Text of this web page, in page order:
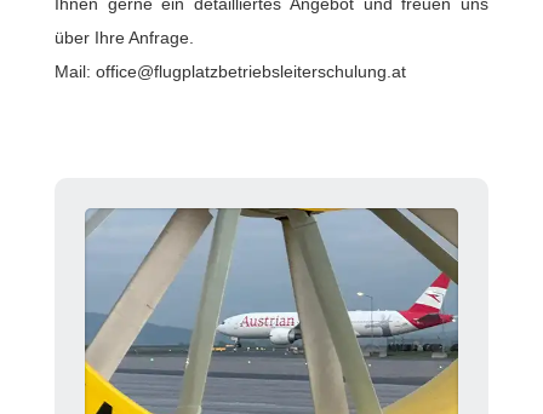
über Ihre Anfrage.
Mail: office@flugplatzbetriebsleiterschulung.at